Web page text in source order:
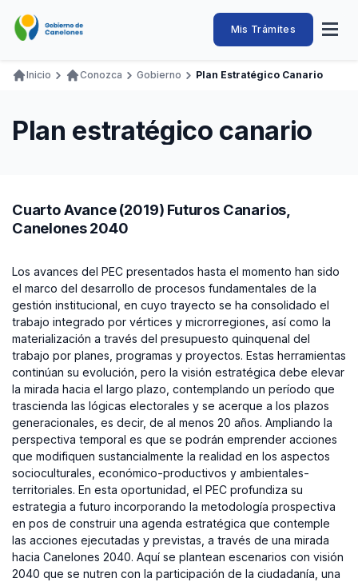
contenido
Intendencia
de
Abrir
Navegación
principal
Buscar
Mis Trámites
Ingresar
Llamados Laborales
Teléfonos
de
navegación
Inicio Conozca Gobierno Plan Estratégico Canario
Plan estratégico canario
Cuarto Avance (2019) Futuros Canarios,
Canelones 2040
Los avances del PEC presentados hasta el momento han sido
el marco del desarrollo de procesos fundamentales de la
gestión institucional, en cuyo trayecto se ha consolidado el
trabajo integrado por vértices y microrregiones, así como la
materialización a través del presupuesto quinquenal del
trabajo por planes, programas y proyectos. Estas herramientas
continúan su evolución, pero la visión estratégica debe elevar
la mirada hacia el largo plazo, contemplando un período que
trascienda las lógicas electorales y se acerque a los plazos
generacionales, es decir, de al menos 20 años. Ampliando la
perspectiva temporal es que se podrán emprender acciones
que modifiquen sustancialmente la realidad en los aspectos
socioculturales, económico-productivos y ambientales-
territoriales. En esta oportunidad, el PEC profundiza su
estrategia a futuro incorporando la metodología prospectiva
en pos de construir una agenda estratégica que contemple
las acciones ejecutadas y previstas, a través de una mirada
hacia Canelones 2040. Aquí se plantean escenarios con visión
2040 que se nutren con la participación de la ciudadanía, una